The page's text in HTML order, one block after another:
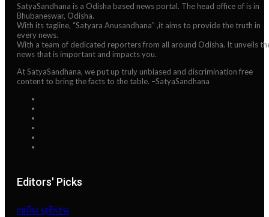
SatyaSandhana is a Odisha based news portal. The head office of is in
Bhubaneswar, Odisha.
With its tagline, “Satyara Anusandhana” ,it aims to provide the truth in
every news.
With a team of dedicated reporters from all around Odisha. It unveils
news that is important and impacts you.
At SatyaSandhana, we put up truly unbiased and discrimination free
content to bring the facts to the table. –SatyaSandhana
Editors' Picks
ଆଜିର ରାଶିଫଳ